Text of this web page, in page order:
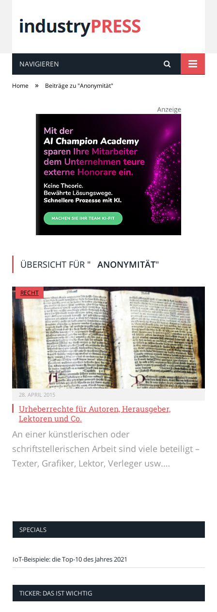
industryPRESS
NAVIGIEREN
Home » Beiträge zu "Anonymität"
ÜBERSICHT FÜR " ANONYMITÄT"
RECHT
28. APRIL 2015
Urheberrechte für Autoren, Herausgeber,
Lektoren und Co.
An einer künstlerischen oder
schriftstellerischen Arbeit sind viele beteiligt –
Texter, Grafiker, Lektor, Verleger usw.…
SPECIALS
IoT-Beispiele: die Top-10 des Jahres 2021
TICKER: DAS IST WICHTIG